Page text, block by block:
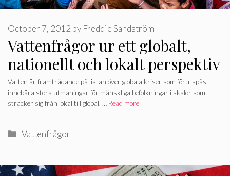
Vattenfrågor ur ett globalt,
nationellt och lokalt perspektiv
October 7, 2012 by Freddie Sandström
Vatten är framträdande på listan över globala kriser som förutspås
innebära stora utmaningar för mänskliga befolkningar i skalor som
sträcker sig från lokal till global. … Read more
Categories
Vattenfrågor